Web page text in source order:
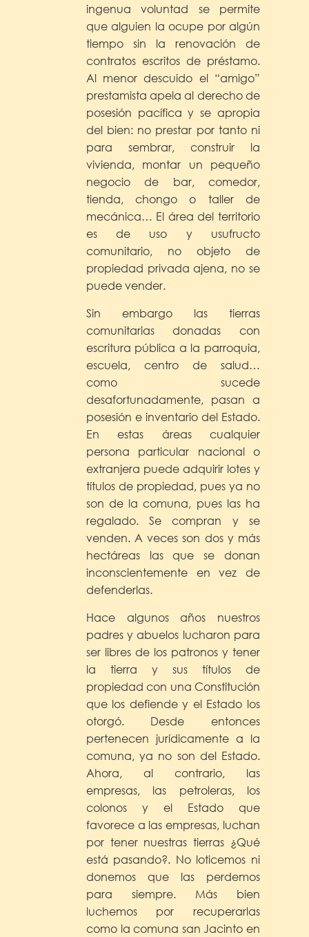
ingenua voluntad se permite
que alguien la ocupe por algún
tiempo sin la renovación de
contratos escritos de préstamo.
Al menor descuido el “amigo”
prestamista apela al derecho de
posesión pacífica y se apropia
del bien: no prestar por tanto ni
para sembrar, construir la
vivienda, montar un pequeño
negocio de bar, comedor,
tienda, chongo o taller de
mecánica… El área del territorio
es de uso y usufructo
comunitario, no objeto de
propiedad privada ajena, no se
puede vender.
Sin embargo las tierras
comunitarias donadas con
escritura pública a la parroquia,
escuela, centro de salud…
como sucede
desafortunadamente, pasan a
posesión e inventario del Estado.
En estas áreas cualquier
persona particular nacional o
extranjera puede adquirir lotes y
títulos de propiedad, pues ya no
son de la comuna, pues las ha
regalado. Se compran y se
venden. A veces son dos y más
hectáreas las que se donan
inconscientemente en vez de
defenderlas.
Hace algunos años nuestros
padres y abuelos lucharon para
ser libres de los patronos y tener
la tierra y sus títulos de
propiedad con una Constitución
que los defiende y el Estado los
otorgó. Desde entonces
pertenecen jurídicamente a la
comuna, ya no son del Estado.
Ahora, al contrario, las
empresas, las petroleras, los
colonos y el Estado que
favorece a las empresas, luchan
por tener nuestras tierras ¿Qué
está pasando?. No loticemos ni
donemos que las perdemos
para siempre. Más bien
luchemos por recuperarlas
como la comuna san Jacinto en